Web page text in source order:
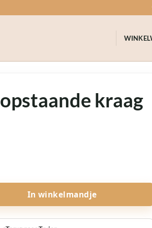
kraag
aantal
In winkelmandje